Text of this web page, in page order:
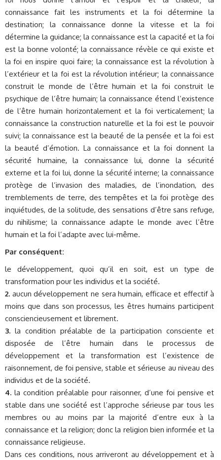
connaissance fait les instruments et la foi détermine la
destination; la connaissance donne la vitesse et la foi
détermine la guidance; la connaissance est la capacité et la foi
est la bonne volonté; la connaissance révèle ce qui existe et
la foi en inspire quoi faire; la connaissance est la révolution à
l’extérieur et la foi est la révolution intérieur; la connaissance
construit le monde de l’être humain et la foi construit le
psychique de l’être humain; la connaissance étend l’existence
de l’être humain horizontalement et la foi verticalement; la
connaissance la construction naturelle et la foi est le pouvoir
suivi; la connaissance est la beauté de la pensée et la foi est
la beauté d’émotion. La connaissance et la foi donnent la
sécurité humaine, la connaissance lui, donne la sécurité
externe et la foi lui, donne la sécurité interne; la connaissance
protège de l’invasion des maladies, de l’inondation, des
tremblements de terre, des tempêtes et la foi protège des
inquiétudes, de la solitude, des sensations d’être sans refuge,
du nihilisme; la connaissance adapte le monde avec l’être
humain et la foi l’adapte avec lui-même.
Par conséquent:
le développement, quoi qu’il en soit, est un type de
transformation pour les individus et la société.
2. aucun développement ne sera humain, efficace et effectif à
moins que dans son processus, les êtres humains participent
consciencieusement et librement.
3. la condition préalable de la participation consciente et
disposée de l’être humain dans le processus de
développement et la transformation est l’existence de
raisonnement, de foi pensive, stable et sérieuse au niveau des
individus et de la société.
4. la condition préalable pour raisonner, d’une foi pensive et
stable dans une société est l’approche sérieuse par tous les
membres ou au moins par la majorité d’entre eux à la
connaissance et la religion; donc la religion bien informée et la
connaissance religieuse.
Dans ces conditions, nous arriveront au développement et à